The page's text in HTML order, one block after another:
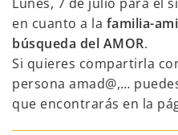
en cuanto a la familia-
búsqueda del AMOR.
Si quieres compartirla
persona amad@,…
que encontrarás en la